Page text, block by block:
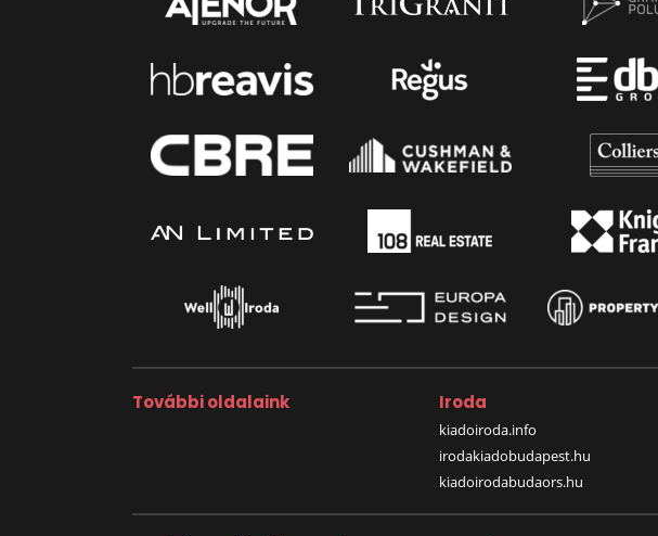
További oldalaink Iroda
kiadoiroda.info
irodakiadobudapest.hu
kiadoirodabudaors.hu